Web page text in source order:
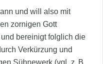
und will also mit
zornigen Gott
bereinigt folglich die
Verkürzung und